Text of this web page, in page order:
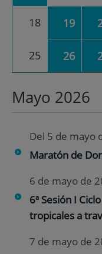
18 19
25 26
Mayo 2026
Del 5 de mayo
Maratón de
6 de mayo de
6ª Sesión I
tropicales a
7 de mayo de